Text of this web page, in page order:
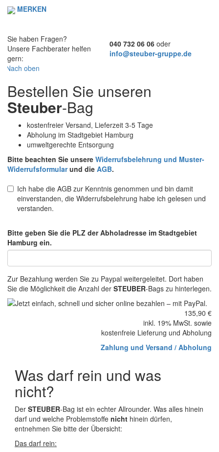
MERKEN
Sie haben Fragen?
Unsere Fachberater helfen
gern:
040 732 06 06 oder
info@steuber-gruppe.de
Nach oben
Bestellen Sie unseren
Steuber-Bag
kostenfreier Versand, Lieferzeit 3-5 Tage
Abholung im Stadtgebiet Hamburg
umweltgerechte Entsorgung
Bitte beachten Sie unsere Widerrufsbelehrung und Muster-
Widerrufsformularund die AGB.
Ich habe die AGB zur Kenntnis genommen und bin damit
einverstanden, die Widerrufsbelehrung habe ich gelesen und
verstanden.
Bitte geben Sie die PLZ der Abholadresse im Stadtgebiet
Hamburg ein.
Zur Bezahlung werden Sie zu Paypal weitergeleitet. Dort haben
Sie die Möglichkeit die Anzahl der STEUBER-Bags zu hinterlegen.
135,90 €
inkl. 19% MwSt. sowie
kostenfreie Lieferung und Abholung
Zahlung und Versand / Abholung
Was darf rein und was
nicht?
Der STEUBER-Bag ist ein echter Allrounder. Was alles hinein
darf und welche Problemstoffe nicht hinein dürfen,
entnehmen Sie bitte der Übersicht:
Das darf rein: